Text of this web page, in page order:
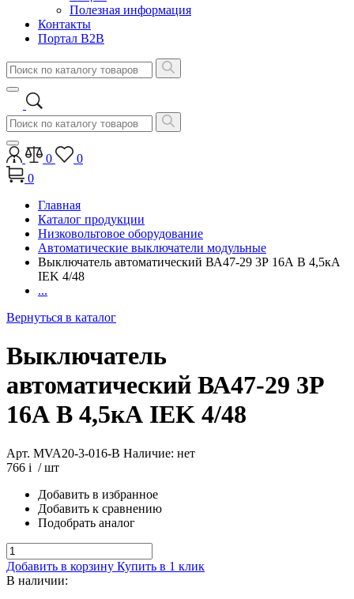
Полезная информация
Контакты
Портал B2B
0
0
0
Главная
Каталог продукции
Низковольтовое оборудование
Автоматические выключатели модульные
Выключатель автоматический ВА47-29 3Р 16А B 4,5кА
IEK 4/48
...
Вернуться в каталог
Выключатель
автоматический ВА47-29 3Р
16А B 4,5кА IEK 4/48
Арт. MVA20-3-016-B Наличие: нет
766 i / шт
Добавить в избранное
Добавить к сравнению
Подобрать аналог
Добавить в корзину Купить в 1 клик
В наличии: